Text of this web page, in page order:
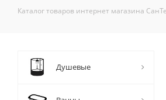
Каталог товаров интернет магазина
Душевые